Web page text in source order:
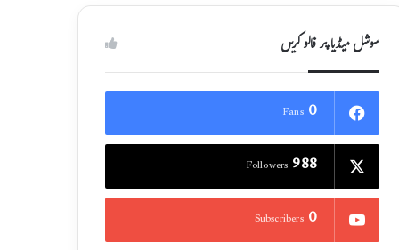
سوشل میڈیا پر فالو کریں
0
Fans
988
Followers
0
Subscribers